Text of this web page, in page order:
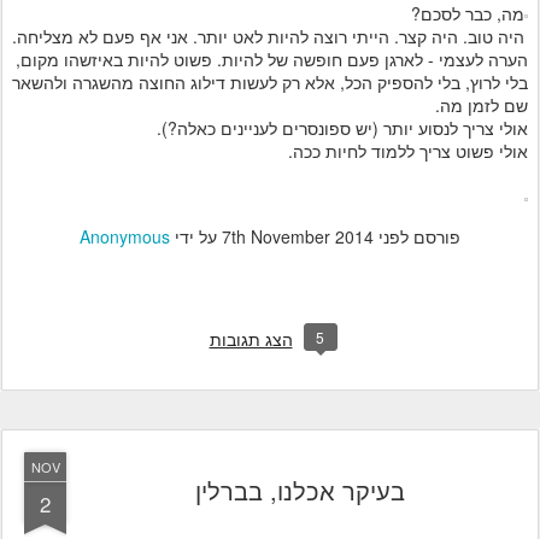
מה, כבר לסכם?
היה טוב. היה קצר. הייתי רוצה להיות לאט יותר. אני אף פעם לא מצליחה.
הערה לעצמי - לארגן פעם חופשה של להיות. פשוט להיות באיזשהו מקום,
בלי לרוץ, בלי להספיק הכל, אלא רק לעשות דילוג החוצה מהשגרה ולהשאר
שם לזמן מה.
אולי צריך לנסוע יותר (יש ספונסרים לעניינים כאלה?).
אולי פשוט צריך ללמוד לחיות ככה.
פורסם לפני 7th November 2014 על ידי Anonymous
5 הצג תגובות
NOV
2 בעיקר אכלנו, בברלין